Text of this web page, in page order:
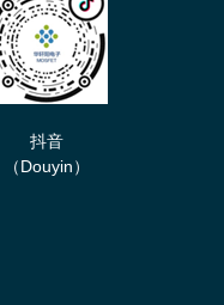
抖音
（Douyin）